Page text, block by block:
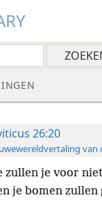
26:20
van
zullen je voor
je bomen zullen